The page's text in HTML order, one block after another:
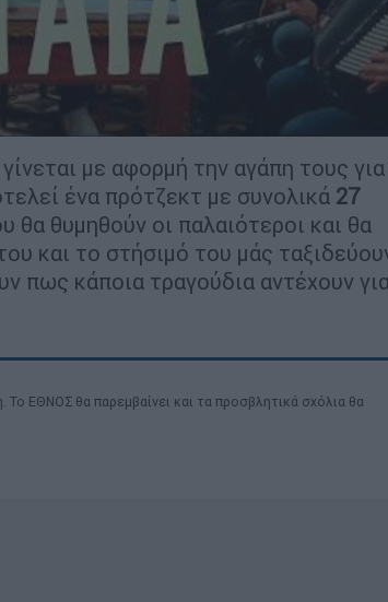
με αφορμή την αγάπη τους
ένα πρότζεκτ με συνολικά 27
θυμηθούν οι παλαιότεροι και θα
και το στήσιμό του μάς
πως κάποια τραγούδια αντέχουν
ΕΘΝΟΣ θα παρεμβαίνει και τα προσβλητικά σχόλια θα